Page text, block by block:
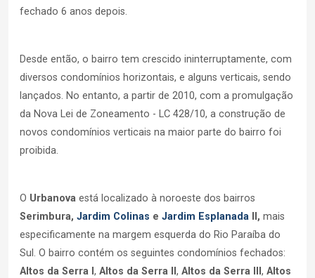
fechado 6 anos depois.
Desde então, o bairro tem crescido ininterruptamente, com
diversos condomínios horizontais, e alguns verticais, sendo
lançados. No entanto, a partir de 2010, com a promulgação
da Nova Lei de Zoneamento - LC 428/10, a construção de
novos condomínios verticais na maior parte do bairro foi
proibida.
O Urbanova está localizado à noroeste dos bairros
Serimbura, Jardim Colinas e Jardim Esplanada II, mais
especificamente na margem esquerda do Rio Paraíba do
Sul. O bairro contém os seguintes condomínios fechados:
Altos da Serra I , Altos da Serra II , Altos da Serra III , Altos